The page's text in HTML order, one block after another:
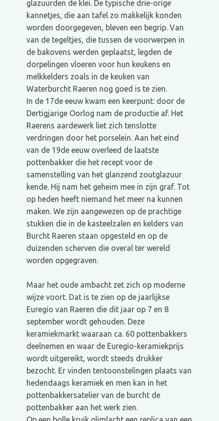
glazuurden de klei. De typische drie-orige
kannetjes, die aan tafel zo makkelijk konden
worden doorgegeven, bleven een begrip. Van
van de tegeltjes, die tussen de voorwerpen in
de bakovens werden geplaatst, legden de
dorpelingen vloeren voor hun keukens en
melkkelders zoals in de keuken van
Waterburcht Raeren nog goed is te zien.
In de 17de eeuw kwam een keerpunt: door de
Dertigjarige Oorlog nam de productie af. Het
Raerens aardewerk liet zich tenslotte
verdringen door het porselein. Aan het eind
van de 19de eeuw overleed de laatste
pottenbakker die het recept voor de
samenstelling van het glanzend zoutglazuur
kende. Hij nam het geheim mee in zijn graf. Tot
op heden heeft niemand het meer na kunnen
maken. We zijn aangewezen op de prachtige
stukken die in de kasteelzalen en kelders van
Burcht Raeren staan opgesteld en op de
duizenden scherven die overal ter wereld
worden opgegraven.
Maar het oude ambacht zet zich op moderne
wijze voort. Dat is te zien op de jaarlijkse
Euregio van Raeren die dit jaar op 7 en 8
september wordt gehouden. Deze
keramiekmarkt waaraan ca. 60 pottenbakkers
deelnemen en waar de Euregio-keramiekprijs
wordt uitgereikt, wordt steeds drukker
bezocht. Er vinden tentoonstelingen plaats van
hedendaags keramiek en men kan in het
pottenbakkersatelier van de burcht de
pottenbakker aan het werk zien.